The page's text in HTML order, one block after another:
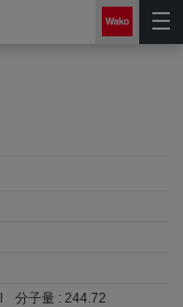
分子量 :244.72